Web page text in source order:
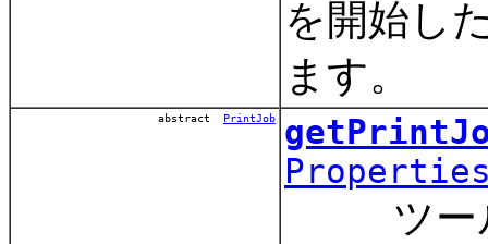
を開始し
ます。
abstract PrintJob
ツール